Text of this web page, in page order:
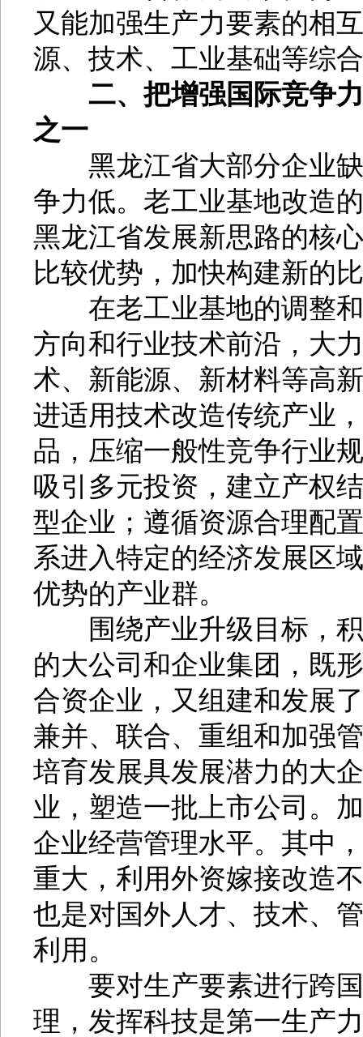
又能加强生产力要素的相
源、技术、工业基础等综
二、把增强国际竞争
之一
黑龙江省大部分企业缺
争力低。老工业基地改造
黑龙江省发展新思路的核
比较优势，加快构建新的
在老工业基地的调整和
方向和行业技术前沿，大
术、新能源、新材料等高
进适用技术改造传统产业
品，压缩一般性竞争行业
吸引多元投资，建立产权
型企业；遵循资源合理配
系进入特定的经济发展区
优势的产业群。
围绕产业升级目标，积
的大公司和企业集团，既
合资企业，又组建和发展
兼并、联合、重组和加强
培育发展具发展潜力的大
业，塑造一批上市公司。
企业经营管理水平。其中
重大，利用外资嫁接改造
也是对国外人才、技术、
利用。
要对生产要素进行跨国
理，发挥科技是第一生产